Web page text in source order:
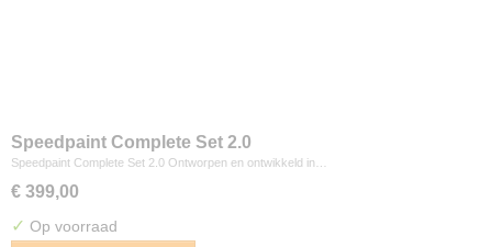
Speedpaint Complete Set 2.0
Speedpaint Complete Set 2.0 Ontworpen en ontwikkeld in…
€ 399,00
✓ Op voorraad